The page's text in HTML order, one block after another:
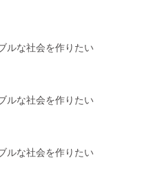
ルな社会を作りたい
ルな社会を作りたい
ルな社会を作りたい